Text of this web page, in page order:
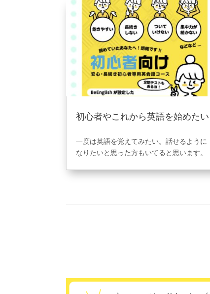
初心者やこれから英語を始めたい
一度は英語を覚えてみたい。話せるように
なりたいと思った方もいてると思います。
Be..englishです！安心できる環境と負担を